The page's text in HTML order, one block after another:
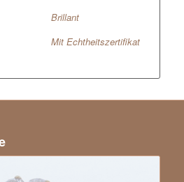
Brillant
Mit Echtheitszertifikat